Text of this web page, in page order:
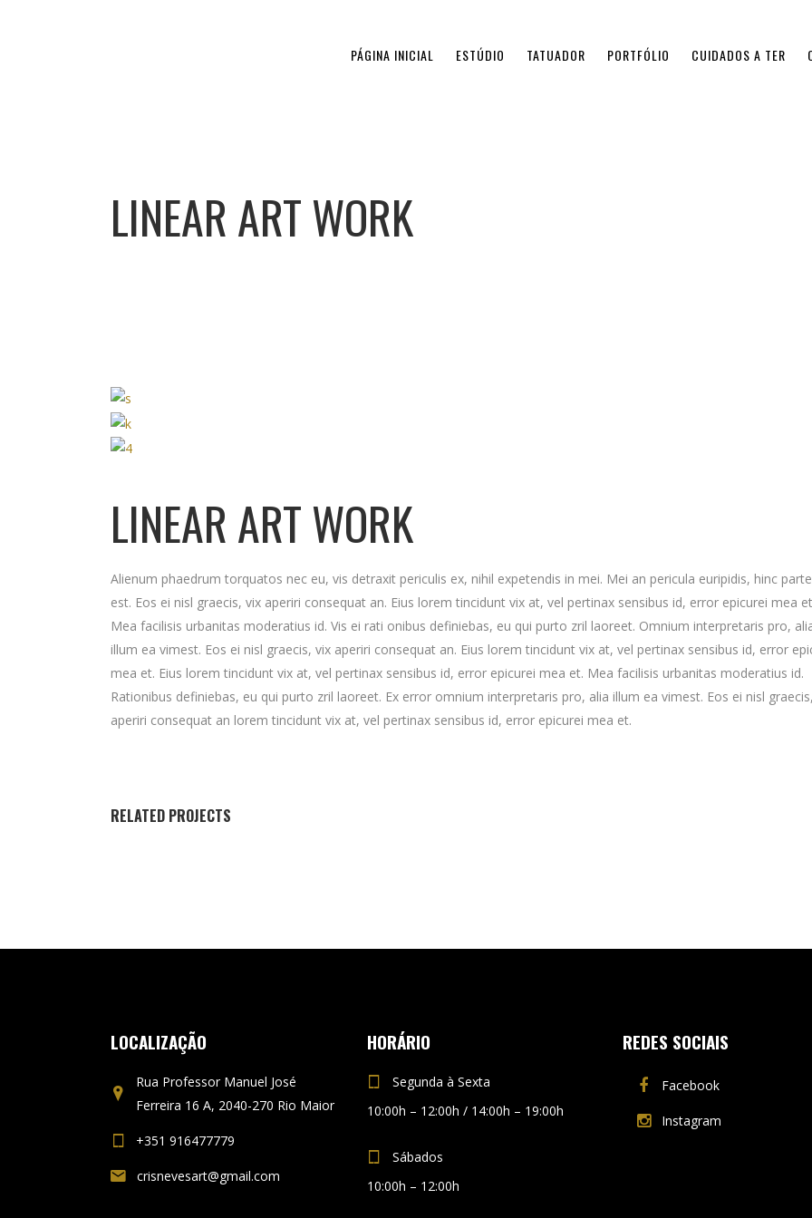
PÁGINA INICIAL ESTÚDIO TATUADOR PORTFÓLIO CUIDADOS A TER
LINEAR ART WORK
LINEAR ART WORK
Alienum phaedrum torquatos nec eu, vis detraxit periculis ex, nihil expetendis in mei. Mei an pericula euripidis, hinc
est. Eos ei nisl graecis, vix aperiri consequat an. Eius lorem tincidunt vix at, vel pertinax sensibus id, error epicurei mea
Mea facilisis urbanitas moderatius id. Vis ei rati onibus definiebas, eu qui purto zril laoreet. Omnium interpretaris pro,
illum ea vimest. Eos ei nisl graecis, vix aperiri consequat an. Eius lorem tincidunt vix at, vel pertinax sensibus id, error
mea et. Eius lorem tincidunt vix at, vel pertinax sensibus id, error epicurei mea et. Mea facilisis urbanitas moderatius id.
Rationibus definiebas, eu qui purto zril laoreet. Ex error omnium interpretaris pro, alia illum ea vimest. Eos ei nisl
aperiri consequat an lorem tincidunt vix at, vel pertinax sensibus id, error epicurei mea et.
RELATED PROJECTS
CHARTS
LOCALIZAÇÃO
Rua Professor Manuel José
Ferreira 16 A, 2040-270 Rio Maior
+351 916477779
crisnevesart@gmail.com
HORÁRIO
Segunda à Sexta
10:00h – 12:00h / 14:00h – 19:00h
Sábados
10:00h – 12:00h
REDES SOCIAIS
Facebook
Instagram